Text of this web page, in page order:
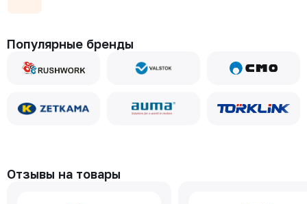
Популярные бренды
Отзывы на товары